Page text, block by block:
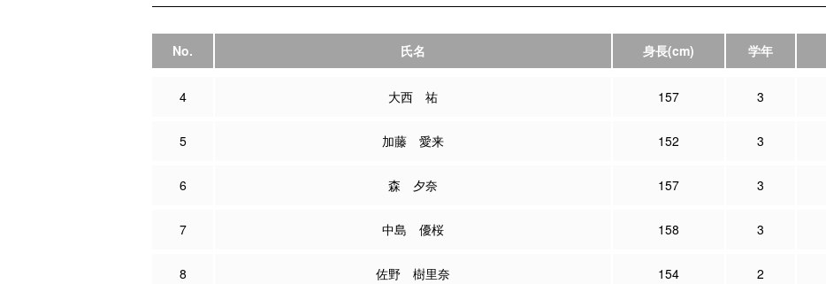
No. 氏名 身長(cm) 学年
4 大西 祐 157 3
5 加藤 愛来 152 3
6 森 夕奈 157 3
7 中島 優桜 158 3
8 佐野 樹里奈 154 2